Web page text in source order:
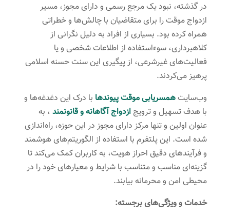
در گذشته، نبود یک مرجع رسمی و دارای مجوز، مسیر
ازدواج موقت را برای متقاضیان با چالش‌ها و خطراتی
همراه کرده بود. بسیاری از افراد به دلیل نگرانی از
کلاهبرداری، سوءاستفاده از اطلاعات شخصی و یا
فعالیت‌های غیرشرعی، از پیگیری این سنت حسنه اسلامی
پرهیز می‌کردند.
وب‌سایتهمسریابی موقت پیوندها با درک این دغدغه‌ها و
با هدف تسهیل و ترویج ازدواج آگاهانه و قانونمند ، به
عنوان اولین و تنها مرکز دارای مجوز در این حوزه، راه‌اندازی
شده است. این پلتفرم با استفاده از الگوریتم‌های هوشمند
و فرآیندهای دقیق احراز هویت، به کاربران کمک می‌کند تا
گزینه‌ای مناسب و متناسب با شرایط و معیارهای خود را در
محیطی امن و محرمانه بیابند.
خدمات و ویژگی‌های برجسته: